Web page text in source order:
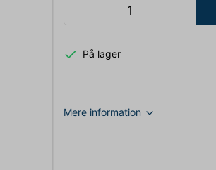
På lager
Mere information